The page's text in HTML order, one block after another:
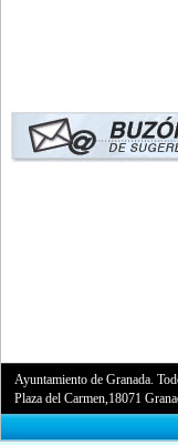
Ayuntamiento de Granada.
Plaza del Carmen,18071